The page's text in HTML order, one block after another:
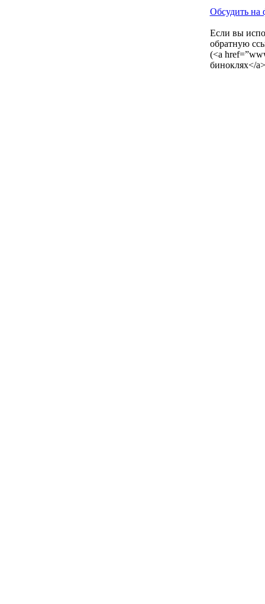
Обсудить на
Если вы
обратную
(<a
биноклях</